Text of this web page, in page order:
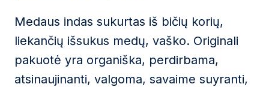
Medaus indas sukurtas iš bičių korių,
liekančių išsukus medų, vaško. Originali
pakuotė yra organiška, perdirbama,
atsinaujinanti, valgoma, savaime suyranti,